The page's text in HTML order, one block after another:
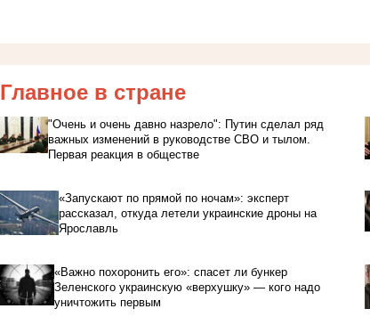
Главное в стране
"Очень и очень давно назрело": Путин сделал ряд
важных изменений в руководстве СВО и тылом.
Первая реакция в обществе
«Запускают по прямой по ночам»: эксперт
рассказал, откуда летели украинские дроны на
Ярославль
«Важно похоронить его»: спасет ли бункер
Зеленского украинскую «верхушку» — кого надо
уничтожить первым